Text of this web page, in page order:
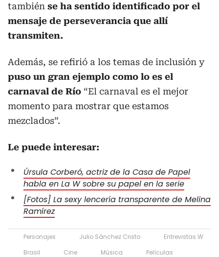
también se ha sentido identificado por el
mensaje de perseverancia que allí
transmiten.
Además, se refirió a los temas de inclusión y
puso un gran ejemplo como lo es el
carnaval de Río “El carnaval es el mejor
momento para mostrar que estamos
mezclados”.
Le puede interesar:
Úrsula Corberó, actriz de la Casa de Papel
habla en La W sobre su papel en la serie
[Fotos] La sexy lencería transparente de Melina
Ramírez
Personajes Julio Sánchez Cristo
Entrevistas W
Brasil
Cine Música
Películas